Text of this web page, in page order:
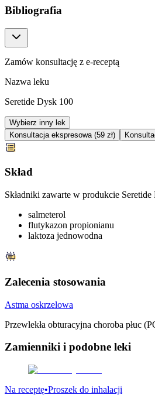
Bibliografia
Zamów konsultację z e-receptą
Nazwa leku
Seretide Dysk 100
Wybierz inny lek
Konsultacja ekspresowa (59 zł)
Skład
Składniki zawarte w produkcie
salmeterol
flutykazon propionianu
laktoza jednowodna
Zalecenia stosowania
Astma oskrzelowa
Przewlekła obturacyjna choroba płuc
Zamienniki i podobne leki
Na receptę•Proszek do inhalacji